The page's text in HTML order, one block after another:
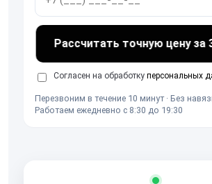
Рассчитать точную цену за
Согласен на обработку персональных
Перезвоним в течение 10 минут · Без
Работаем ежедневно с 8:30 до 19:30